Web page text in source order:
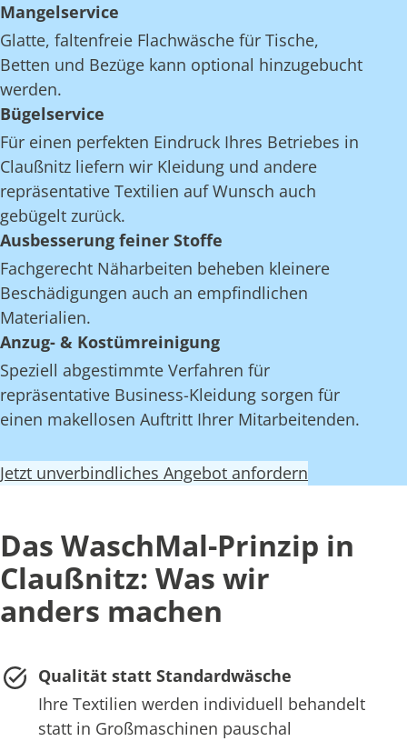
Mangelservice
Glatte, faltenfreie Flachwäsche für Tische,
Betten und Bezüge kann optional hinzugebucht
werden.
Bügelservice
Für einen perfekten Eindruck Ihres Betriebes in
Claußnitz liefern wir Kleidung und andere
repräsentative Textilien auf Wunsch auch
gebügelt zurück.
Ausbesserung feiner Stoffe
Fachgerecht Näharbeiten beheben kleinere
Beschädigungen auch an empfindlichen
Materialien.
Anzug- & Kostümreinigung
Speziell abgestimmte Verfahren für
repräsentative Business-Kleidung sorgen für
einen makellosen Auftritt Ihrer Mitarbeitenden.
Jetzt unverbindliches Angebot anfordern
Das WaschMal-Prinzip in
Claußnitz: Was wir
anders machen
Qualität statt Standardwäsche
Ihre Textilien werden individuell behandelt
statt in Großmaschinen pauschal